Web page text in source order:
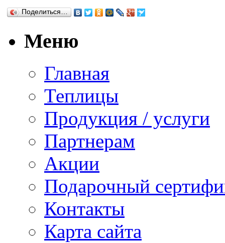
Поделиться…
Меню
Главная
Теплицы
Продукция / услуги
Партнерам
Акции
Подарочный
Контакты
Карта сайта